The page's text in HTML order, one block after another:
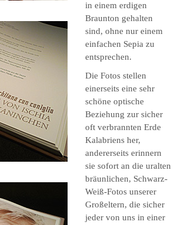
in einem erdigen
Braunton gehalten
sind, ohne nur einem
einfachen Sepia zu
entsprechen.
Die Fotos stellen
einerseits eine sehr
schöne optische
Beziehung zur sicher
oft verbrannten Erde
Kalabriens her,
andererseits erinnern
sie sofort an die uralten
bräunlichen, Schwarz-
Weiß-Fotos unserer
Großeltern, die sicher
jeder von uns in einer